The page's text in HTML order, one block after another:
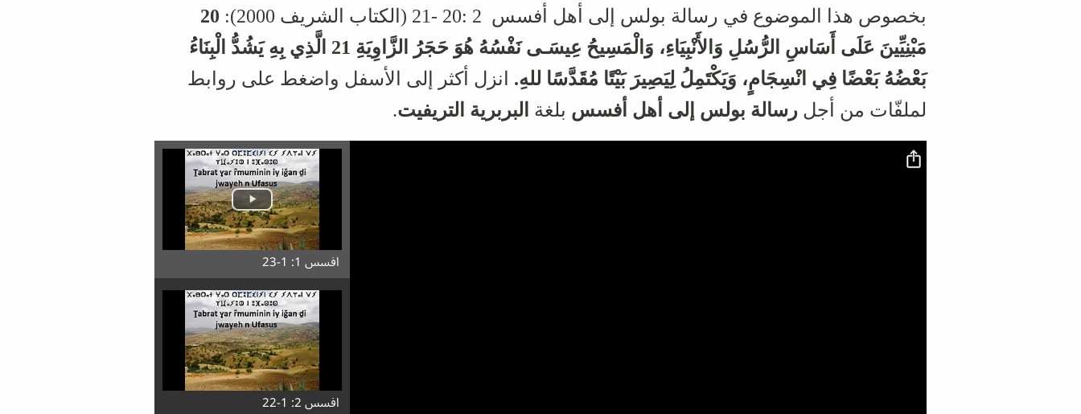
بخصوص هذا الموضوع في رسالة بولس إلى أهل أفسس
:
20
مَبْنِيِّينَ عَلَى أَسَاسِ الرُّسُلِ وَالأَنْبِيَاءِ،‏ وَالْمَسِيحُ عِيسَـى نَفْسُهُ هُوَ حَجَرُ الزَّاوِيَةِ 21 الَّذِي بِهِ يَشُدُّ الْبِنَاءُ
بَعْضُهُ بَعْضًا فِي انْسِجَامٍ،‏ وَيَكْتَمِلُ لِيَصِيرَ بَيْتًا مُقَدَّسًا للهِ.
انزل أكثر إلى الأسفل واضغط على روابط
لملفّات من أجل رسالة بولس إلى أهل أفسس بلغة البربرية التريفيت.
افسس 1: 1-23
افسس 2: 1-22